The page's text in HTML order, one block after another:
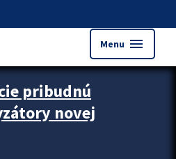
Menu menu
pribudnú
novej